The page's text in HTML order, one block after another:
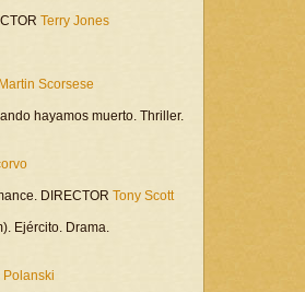
Terry Jones
Martin Scorsese
hayamos muerto. Thriller.
DIRECTOR Tony Scott
Ejército. Drama.
Polanski